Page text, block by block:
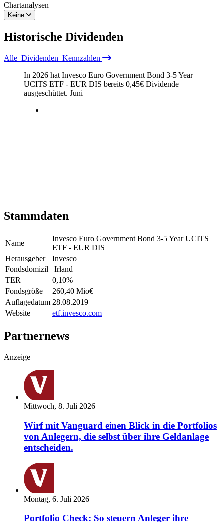
Chartanalysen
Keine
Historische Dividenden
Alle Dividenden Kennzahlen
In 2026 hat Invesco Euro Government Bond 3-5 Year
UCITS ETF - EUR DIS bereits 0,45€ Dividende
ausgeschüttet. Juni
Stammdaten
Name
Invesco Euro Government Bond 3-5 Year UCITS
ETF - EUR DIS
Herausgeber
Invesco
Fondsdomizil
Irland
TER
0,10%
Fondsgröße
260,40 Mio€
Auflagedatum 28.08.2019
Website
etf.invesco.com
Partnernews
Anzeige
Mittwoch, 8. Juli 2026
Wirf mit Vanguard einen Blick in die Portfolios
von Anlegern, die selbst über ihre Geldanlage
entscheiden.
Montag, 6. Juli 2026
Portfolio Check: So steuern Anleger ihre